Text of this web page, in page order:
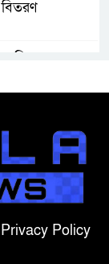
অভিযোগে প্রধান
দাবিতে
গণমিছিল
ও পুরস্কার
Privacy Policy